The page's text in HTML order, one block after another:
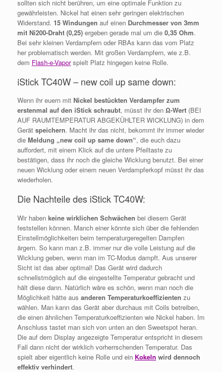
sollten sich nicht berühren, um eine optimale Funktion zu
gewährleisten. Nickel hat einen sehr geringen elektrischen
Widerstand. 15 Windungen auf einen Durchmesser von 3mm
mit Ni200-Draht (0,25) ergeben gerade mal um die 0,35 Ohm.
Bei sehr kleinen Verdampfern oder RBAs kann das vom Platz
her problematisch werden. Mit großen Verdampfern, wie z.B.
dem Flash-e-Vaporspielt Platz hingegen keine Rolle.
iStick TC40W – new coil up same down:
Wenn ihr euern mit Nickel bestückten Verdampfer zum
erstenmal auf den iStick schraubt, müsst ihr den Ω-Wert (BEI
AUF RAUMTEMPERATUR ABGEKÜHLTER WICKLUNG) in dem
Gerät speichern. Macht ihr das nicht, bekommt ihr immer wieder
die Meldung „new coil up same down“, die euch dazu
auffordert, mit einem Klick auf die untere Pfeiltaste zu
bestätigen, dass ihr noch die gleiche Wicklung benutzt. Bei einer
neuen Wicklung oder einem neuen Verdampferkopf müsst ihr das
wiederholen.
Die Nachteile des iStick TC40W:
Wir haben keine wirklichen Schwächen bei diesem Gerät
feststellen können. Manch einer könnte sich über die fehlenden
Einstellmöglichkeiten beim temperaturgeregelten Dampfen
ärgern. So kann man z.B. immer nur die volle Leistung auf die
Wicklung geben, wenn man im TC-Modus dampft. Aus unserer
Sicht ist das aber optimal! Das Gerät wird dadurch
schnellstmöglich auf die eingestellte Temperatur gebracht und
hält diese dann. Natürlich wäre es schön, wenn man noch die
Möglichkeit hätte aus anderen Temperaturkoeffizienten zu
wählen. Man kann das Gerät aber durchaus mit Coils betreiben,
die einen ähnlichen Temperaturkoeffizienten wie Nickel haben. Im
Anschluss tastet man sich von unten an den Sweetspot heran.
Die auf dem Display angezeigte Temperatur entspricht in diesem
Fall dann nicht der wirklich vorherrschenden Temperatur. Das
spielt aber eigentlich keine Rolle und ein Kokeln wird dennoch
effektiv verhindert.